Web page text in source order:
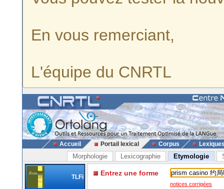
En vous remerciant,
L'équipe du CNRTL
Accueil Portail lexical Corpus
Morphologie Lexicographie Etymologie
TLFi Entrez une forme
notices corrigées